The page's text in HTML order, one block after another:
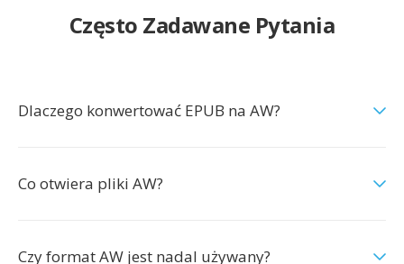
Często Zadawane Pytania
Dlaczego konwertować EPUB na AW?
Co otwiera pliki AW?
Czy format AW jest nadal używany?